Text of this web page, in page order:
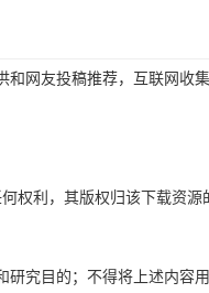
网友投稿推荐，互联网收
权利，其版权归该下载资源
究目的；不得将上述内容